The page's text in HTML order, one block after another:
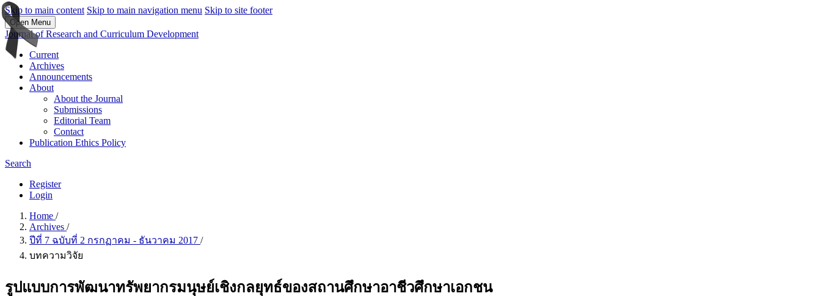
Skip to main content Skip to main navigation menu Skip to site footer
Open Menu
Journal of Research and Curriculum Development
Current
Archives
Announcements
About
About the Journal
Submissions
Editorial Team
Contact
Publication Ethics Policy
Search
Register
Login
Home /
Archives /
ปีที่ 7 ฉบับที่ 2 กรกฏาคม - ธันวาคม 2017 /
บทความวิจัย
รูปแบบการพัฒนาทรัพยากรมนุษย์เชิงกลยุทธ์ของสถานศึกษาอาชีวศึกษาเอกชน